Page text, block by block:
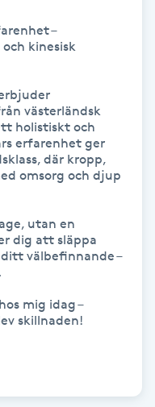
–
kinesisk
västerländsk
holistiskt och
erfarenhet ger
där kropp,
omsorg och djup
utan en
dig att släppa
välbefinnande –
mig idag –
skillnaden!